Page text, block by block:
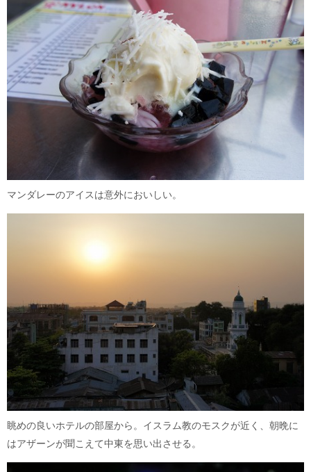
マンダレーのアイスは意外においしい。
眺めの良いホテルの部屋から。イスラム教のモスクが近く、朝晩に
はアザーンが聞こえて中東を思い出させる。